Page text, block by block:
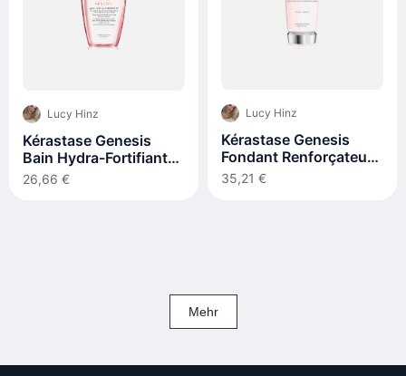
Lucy Hinz
Kérastase Genesis
Bain Hydra-Fortifiant
250ml
26,66 €
Lucy Hinz
Kérastase Genesis
Fondant Renforçateur
200 ml
35,21 €
Mehr